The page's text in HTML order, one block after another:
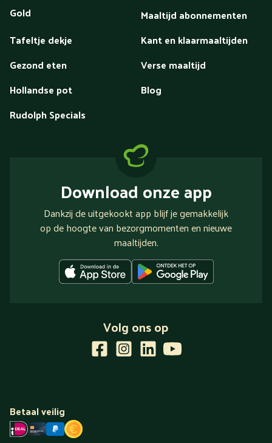
Gold
Maaltijd abonnementen
Tafeltje dekje
Kant en klaarmaaltijden
Gezond eten
Verse maaltijd
Hollandse pot
Blog
Rudolph Specials
Download onze app
Dankzij de uitgekookt app blijf je gemakkelijk
op de hoogte van bezorgmomenten en nieuwe
maaltijden.
Volg ons op
Betaal veilig